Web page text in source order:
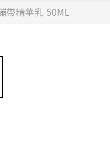
帶精華乳 50ML